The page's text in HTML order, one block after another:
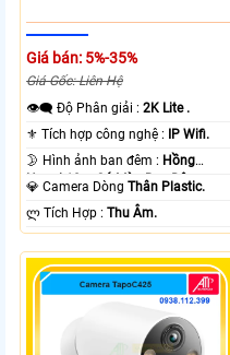
Giá bán: 5%-35%
Giá Gốc: Liên Hệ
👁️‍🗨 Độ Phân giải :2K Lite .
⚜️ Tích hợp công nghệ :
IP Wifi.
🌛 Hình ảnh ban đêm : Hồng
Ngoại 10m Có Màu Ban Ðêm.
💎 Camera DòngThân Plastic.
️ლ Tích Hợp :Thu Âm.